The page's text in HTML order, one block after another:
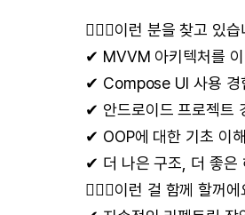
🙆🏻‍♀️이런 분을 찾고 있
✔ MVVM 아키텍처를
✔ Compose UI 사용 경
✔ 안드로이드 프로젝트
✔ OOP에 대한 기초 이
✔ 더 나은 구조, 더 좋은
🙆🏻‍♀️이런 걸 함께 할꺼에